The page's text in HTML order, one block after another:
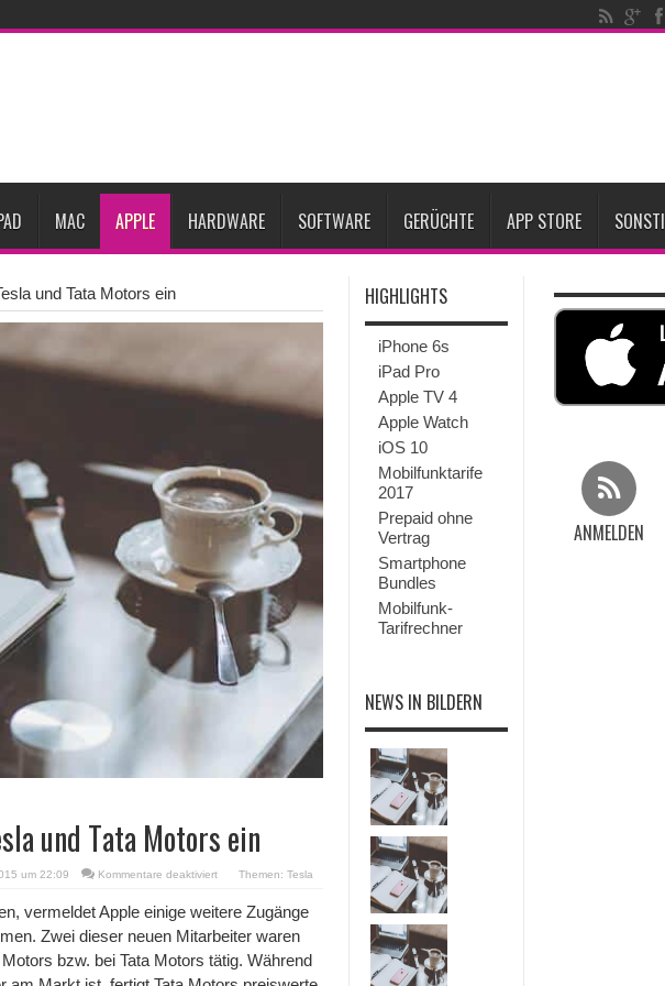
2. Quartal
MAC APPLE HARDWARE SOFTWARE GERÜCHTE APP STORE
und Tata Motors ein
und Tata Motors ein
um 22:09 Kommentare deaktiviertfür
Autoexperten
von
und
Tata
Themen: Tesla
vermeldet Apple einige weitere Zugänge
Zwei dieser neuen Mitarbeiter waren
bzw. bei Tata Motors tätig. Während
HIGHLIGHTS
iPhone 6s
iPad Pro
Apple TV 4
Apple Watch
iOS 10
Mobilfunktarife
2017
Prepaid ohne
Vertrag
Smartphone
Bundles
Mobilfunk-
Tarifrechner
NEWS IN BILDERN
ANMELDEN